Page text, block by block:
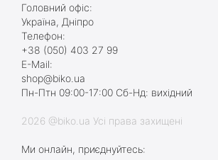
Головний офіс:
Україна, Дніпро
Телефон:
+38 (050) 403 27 99
E-Mail:
shop@biko.ua
Пн-Птн 09:00-17:00 Сб-Нд: вихідний
2026 @biko.ua Усі права захищені
Ми онлайн, приєднуйтесь: